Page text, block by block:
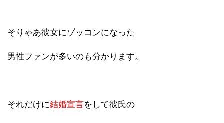
そりゃあ彼女にゾッコンになった
男性ファンが多いのも分かります。
それだけに結婚宣言をして彼氏の